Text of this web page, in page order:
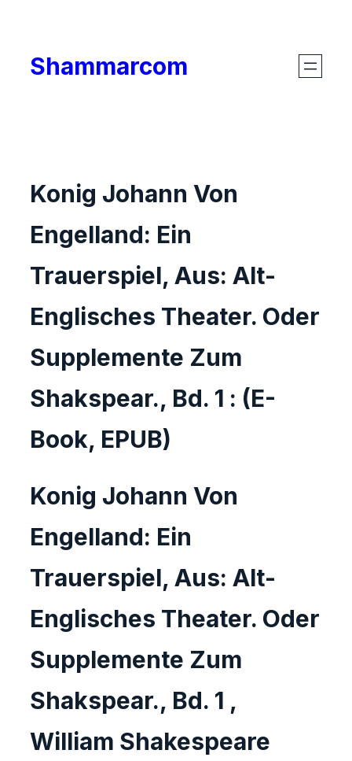
content
Shammarcom
Konig Johann Von
Engelland: Ein
Trauerspiel, Aus: Alt-
Englisches Theater. Oder
Supplemente Zum
Shakspear., Bd. 1 : (E-
Book, EPUB)
Konig Johann Von
Engelland: Ein
Trauerspiel, Aus: Alt-
Englisches Theater. Oder
Supplemente Zum
Shakspear., Bd. 1 ,
William Shakespeare